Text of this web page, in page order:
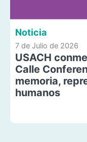
Noticia
7 de Julio de 2026
USACH
Calle
memoria,
humanos